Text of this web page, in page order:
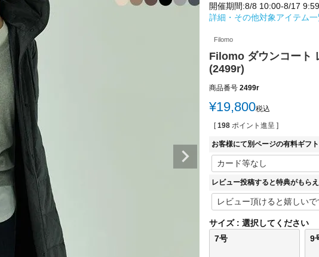
開催期間:8/8 10:00-8/17 9:59
詳細・その他対象アイテム
Filomo
Filomo ダウンコート
(2499r)
商品番号 2499r
¥19,800税込
[ 198 ポイント進呈 ]
お客様にて別ページの有料ギフ
レビュー投稿すると特典がもら
サイズ
選択してください
7号
9